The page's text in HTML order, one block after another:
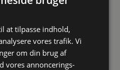
også læse om
i et lokalsamfund enten i
Nogle højskoler
til optagelsesprøver
om optagelse på en
om supplering.
at tilpasse indhold,
vores trafik. Vi
om din brug af
vores annoncerings-